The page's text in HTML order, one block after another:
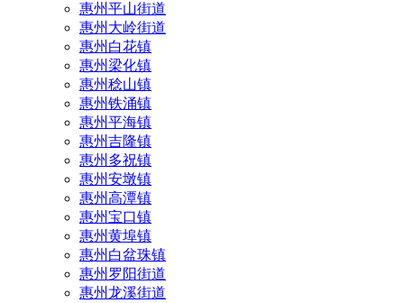
惠州平山街道
惠州大岭街道
惠州白花镇
惠州梁化镇
惠州稔山镇
惠州铁涌镇
惠州平海镇
惠州吉隆镇
惠州多祝镇
惠州安墩镇
惠州高潭镇
惠州宝口镇
惠州黄埠镇
惠州白盆珠镇
惠州罗阳街道
惠州龙溪街道